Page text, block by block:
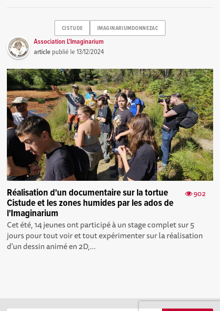
CISTUDE IMAGINARIUMDONNEZAC
Association L'Imaginarium
article publié le13/12/2024
902
Réalisation d'un documentaire sur la tortue
Cistude et les zones humides par les ados de
l'Imaginarium
Cet été, 14 jeunes ont participé à un stage complet sur 5
jours pour tout voir et tout expérimenter sur la réalisation
d'un dessin animé en 2D,...